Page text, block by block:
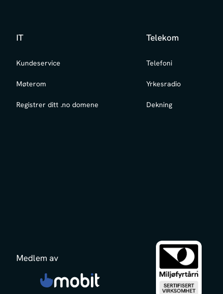
IT
Kundeservice
Møterom
Registrer ditt .no domene
Telekom
Telefoni
Yrkesradio
Dekning
Medlem av